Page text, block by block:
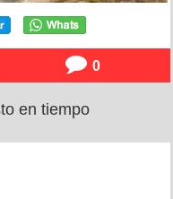
0
en tiempo